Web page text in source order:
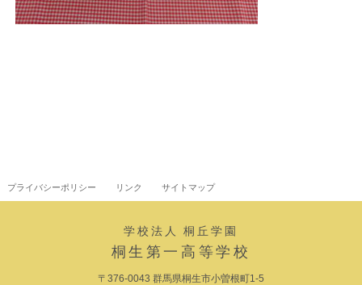
プライバシーポリシー リンク サイトマップ
学校法人 桐丘学園
桐生第一高等学校
〒376-0043 群馬県桐生市小曽根町1-5